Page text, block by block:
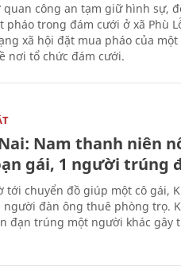
quan công an tạm giữ hình sự,
pháo trong đám cưới ở xã Phù
xã hội đặt mua pháo của
nơi tổ chức đám cưới.
Nam thanh niên
gái, 1 người trúng
tới chuyển đồ giúp một cô gái,
người đàn ông thuê phòng trọ.
đạn trúng một người khác gây